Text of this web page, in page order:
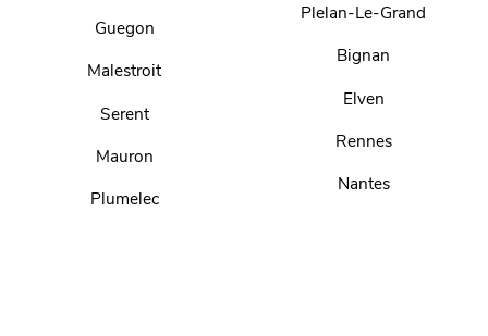
Guegon
Malestroit
Serent
Mauron
Plumelec
Plelan-Le-Grand
Bignan
Elven
Rennes
Nantes